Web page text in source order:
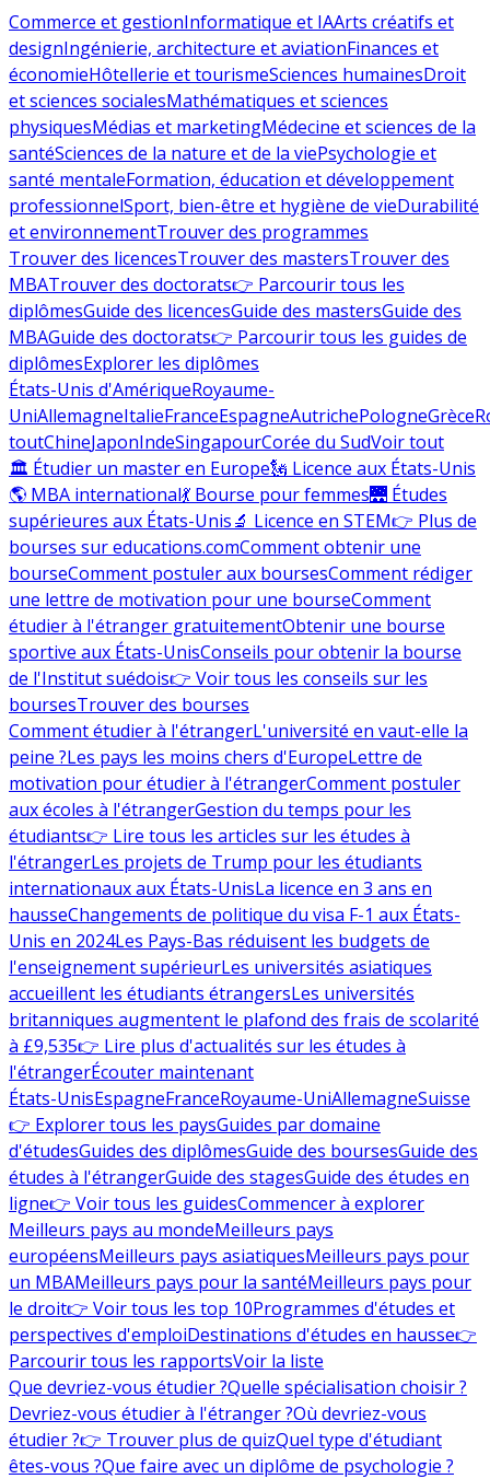
Commerce et gestionInformatique et IAArts créatifs et
designIngénierie, architecture et aviationFinances et
économieHôtellerie et tourismeSciences humainesDroit
et sciences socialesMathématiques et sciences
physiquesMédias et marketingMédecine et sciences de la
santéSciences de la nature et de la viePsychologie et
santé mentaleFormation, éducation et développement
professionnelSport, bien-être et hygiène de vieDurabilité
et environnementTrouver des programmes
Trouver des licencesTrouver des mastersTrouver des
MBATrouver des doctorats👉 Parcourir tous les
diplômesGuide des licencesGuide des mastersGuide des
MBAGuide des doctorats👉 Parcourir tous les guides de
diplômesExplorer les diplômes
États-Unis d'AmériqueRoyaume-
UniAllemagneItalieFranceEspagneAutrichePologneGrèce
toutChineJaponIndeSingapourCorée du SudVoir tout
🏛 Étudier un master en Europe🗽 Licence aux États-Unis
🌎 MBA international💃 Bourse pour femmes🌉 Études
supérieures aux États-Unis🔬 Licence en STEM👉 Plus de
bourses sur educations.comComment obtenir une
bourseComment postuler aux boursesComment rédiger
une lettre de motivation pour une bourseComment
étudier à l'étranger gratuitementObtenir une bourse
sportive aux États-UnisConseils pour obtenir la bourse
de l'Institut suédois👉 Voir tous les conseils sur les
boursesTrouver des bourses
Comment étudier à l'étrangerL'université en vaut-elle la
peine ?Les pays les moins chers d'EuropeLettre de
motivation pour étudier à l'étrangerComment postuler
aux écoles à l'étrangerGestion du temps pour les
étudiants👉 Lire tous les articles sur les études à
l'étrangerLes projets de Trump pour les étudiants
internationaux aux États-UnisLa licence en 3 ans en
hausseChangements de politique du visa F-1 aux États-
Unis en 2024Les Pays-Bas réduisent les budgets de
l'enseignement supérieurLes universités asiatiques
accueillent les étudiants étrangersLes universités
britanniques augmentent le plafond des frais de scolarité
à £9,535👉 Lire plus d'actualités sur les études à
l'étrangerÉcouter maintenant
États-UnisEspagneFranceRoyaume-UniAllemagneSuisse
👉 Explorer tous les paysGuides par domaine
d'étudesGuides des diplômesGuide des boursesGuide des
études à l'étrangerGuide des stagesGuide des études en
ligne👉 Voir tous les guidesCommencer à explorer
Meilleurs pays au mondeMeilleurs pays
européensMeilleurs pays asiatiquesMeilleurs pays pour
un MBAMeilleurs pays pour la santéMeilleurs pays pour
le droit👉 Voir tous les top 10Programmes d'études et
perspectives d'emploiDestinations d'études en hausse👉
Parcourir tous les rapportsVoir la liste
Que devriez-vous étudier ?Quelle spécialisation choisir ?
Devriez-vous étudier à l'étranger ?Où devriez-vous
étudier ?👉 Trouver plus de quizQuel type d'étudiant
êtes-vous ?Que faire avec un diplôme de psychologie ?